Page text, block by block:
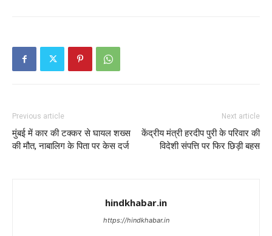
Previous article
मुंबई में कार की टक्कर से घायल शख्स
की मौत, नाबालिग के पिता पर केस दर्ज
Next article
केंद्रीय मंत्री हरदीप पुरी के परिवार की
विदेशी संपत्ति पर फिर छिड़ी बहस
hindkhabar.in
https://hindkhabar.in